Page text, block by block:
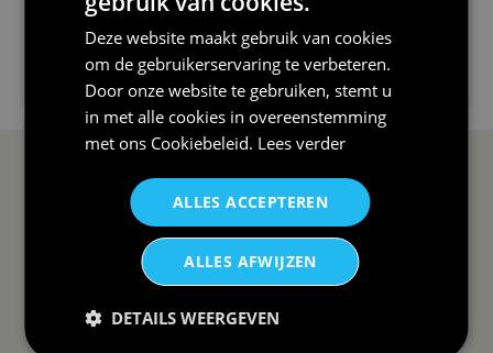
€24,95
I love korfbal t-shirt sport s...
SERVICE EN INFO
Veel gestelde vragen
OVERZICHT
Sitemapping
Overzicht thema's
Deze website maakt gebruik van cookies
om de gebruikerservaring te verbeteren.
Door onze website te gebruiken, stemt u
in met alle cookies in overeenstemming
met ons Cookiebeleid. Lees verder
ALLES ACCEPTEREN
ALLES AFWIJZEN
DETAILS WEERGEVEN